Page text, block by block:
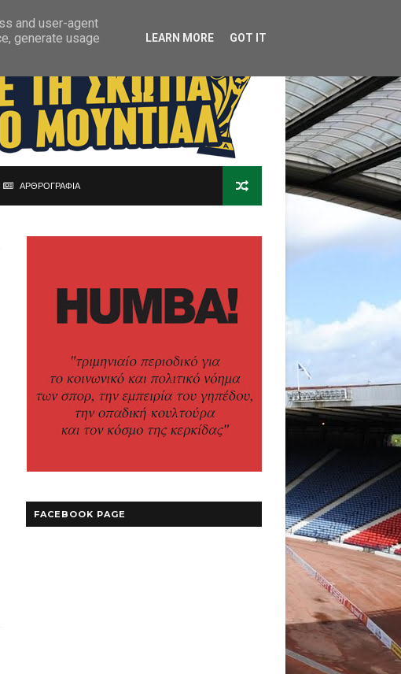
ΑΡΘΡΟΓΡΑΦΙΑ
FACEBOOK PAGE
and user-agent
generate usage
LEARN MORE GOT IT